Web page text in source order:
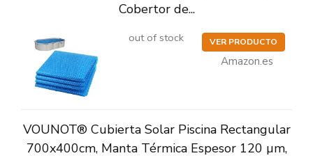
Cobertor de...
out of stock VER PRODUCTO
Amazon.es
VOUNOT® Cubierta Solar Piscina Rectangular
700x400cm, Manta Térmica Espesor 120 µm,